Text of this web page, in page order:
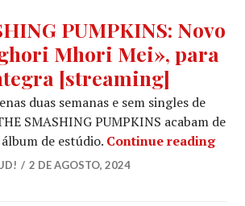
PUMPKINS: Novo
Mhori Mei», para
[streaming]
duas semanas e sem singles de
SMASHING PUMPKINS acabam de
de estúdio. Continue reading
2 DE AGOSTO, 2024